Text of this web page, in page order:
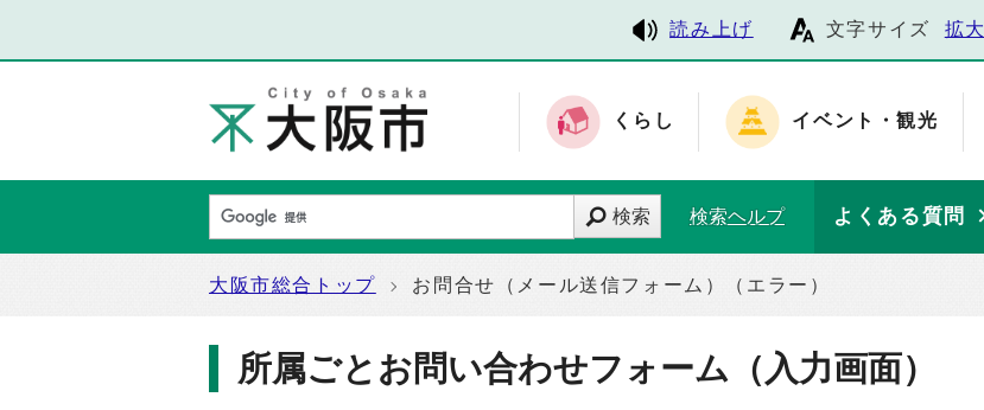
読み上げ 文字サイズ 拡大
くらし イベント・観光
検索 検索ヘルプ よくある質問
大阪市総合トップ お問合せ（メール送信フォーム）（エラー）
所属ごとお問い合わせフォーム（入力画面）